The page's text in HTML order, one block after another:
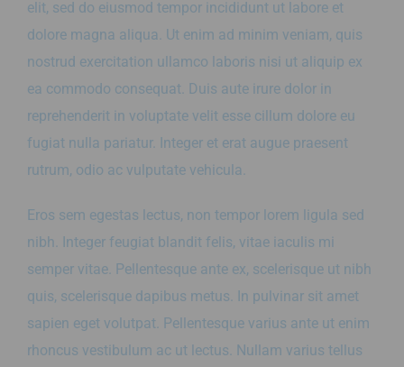
Word partner
elit, sed do eiusmod tempor incididunt ut labore et
dolore magna aliqua. Ut enim ad minim veniam, quis
nostrud exercitation ullamco laboris nisi ut aliquip ex
ea commodo consequat. Duis aute irure dolor in
reprehenderit in voluptate velit esse cillum dolore eu
fugiat nulla pariatur. Integer et erat augue praesent
rutrum, odio ac vulputate vehicula.
Eros sem egestas lectus, non tempor lorem ligula sed
nibh. Integer feugiat blandit felis, vitae iaculis mi
semper vitae. Pellentesque ante ex, scelerisque ut nibh
quis, scelerisque dapibus metus. In pulvinar sit amet
sapien eget volutpat. Pellentesque varius ante ut enim
rhoncus vestibulum ac ut lectus. Nullam varius tellus